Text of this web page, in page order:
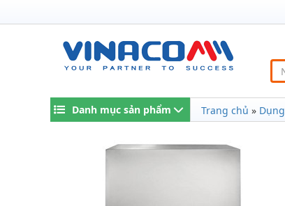
Danh mục sản phẩm Trang chủ »